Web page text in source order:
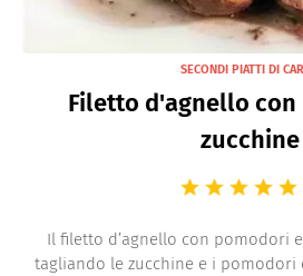
SECONDI PIATTI DI
Filetto d'agnello
zucchine
Il filetto d’agnello con pomodori
tagliando le zucchine e i